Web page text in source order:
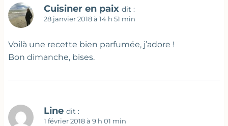
Cuisiner en paix dit :
28 janvier 2018 à 14 h 51 min
Voilà une recette bien parfumée, j’adore !
Bon dimanche, bises.
Line dit :
1 février 2018 à 9 h 01 min